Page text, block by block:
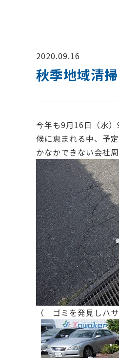
2020.09.16
秋季地域清
今年も9月16日（水
候に恵まれる中、予
かなかできない会社
（ ゴミを発見しハ